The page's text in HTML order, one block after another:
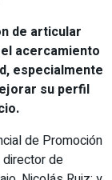
de articular
acercamiento
especialmente
su perfil
de Promoción
director de